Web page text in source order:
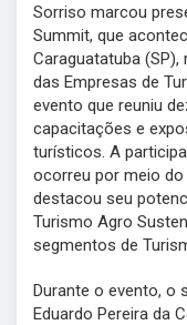
Sorriso marcou
Summit, que
Caraguatatuba
das Empresas de
evento que reuniu
capacitações e
turísticos. A
ocorreu por meio
destacou seu
Turismo Agro
segmentos de
Durante o evento, o
Eduardo Pereira da